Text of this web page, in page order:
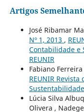
Artigos
José Ribamar
Nº 1, 2013 ,
Contabilidade e
REUNIR
Fabiano
REUNIR
Lúcia Silva
Olivera ,